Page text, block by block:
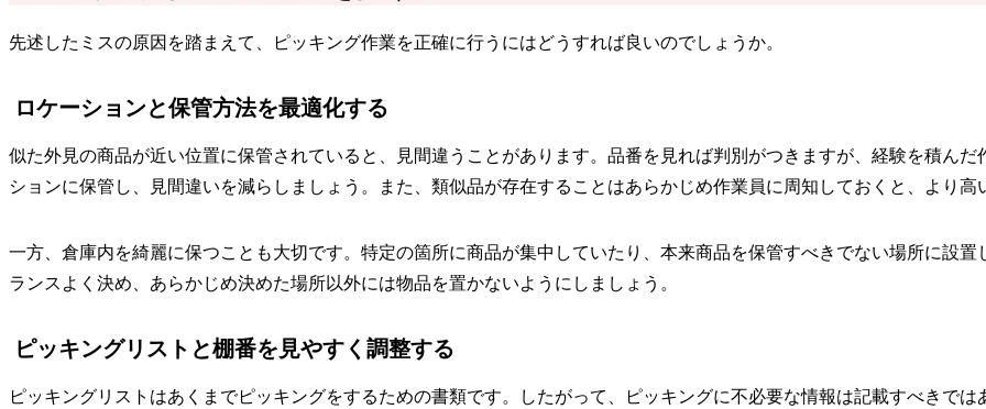
先述したミスの原因を踏まえて、ピッキング作業を正確に行うにはどうすれば良いのでしょうか。
ロケーションと保管方法を最適化する
似た外見の商品が近い位置に保管されていると、見間違うことがあります。品番を見れば判別がつきますが、経験を積ん
ションに保管し、見間違いを減らしましょう。また、類似品が存在することはあらかじめ作業員に周知しておくと、より高
一方、倉庫内を綺麗に保つことも大切です。特定の箇所に商品が集中していたり、本来商品を保管すべきでない場所に設
ランスよく決め、あらかじめ決めた場所以外には物品を置かないようにしましょう。
ピッキングリストと棚番を見やすく調整する
ピッキングリストはあくまでピッキングをするための書類です。したがって、ピッキングに不必要な情報は記載すべきでは